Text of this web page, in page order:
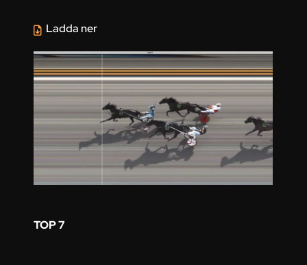
TOP 7
Ladda ner